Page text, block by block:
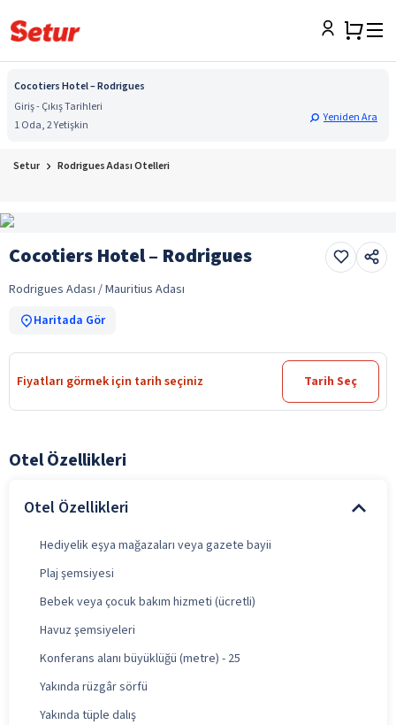
Cocotiers Hotel – Rodrigues
Giriş - Çıkış Tarihleri
1 Oda, 2 Yetişkin
Yeniden Ara
Setur Rodrigues Adası Otelleri
Cocotiers Hotel – Rodrigues
Rodrigues Adası / Mauritius Adası
Haritada Gör
Fiyatları görmek için tarih seçiniz Tarih Seç
Otel Özellikleri
Otel Özellikleri
Hediyelik eşya mağazaları veya gazete bayii
Plaj şemsiyesi
Bebek veya çocuk bakım hizmeti (ücretli)
Havuz şemsiyeleri
Konferans alanı büyüklüğü (metre) - 25
Yakında rüzgâr sörfü
Yakında tüple dalış